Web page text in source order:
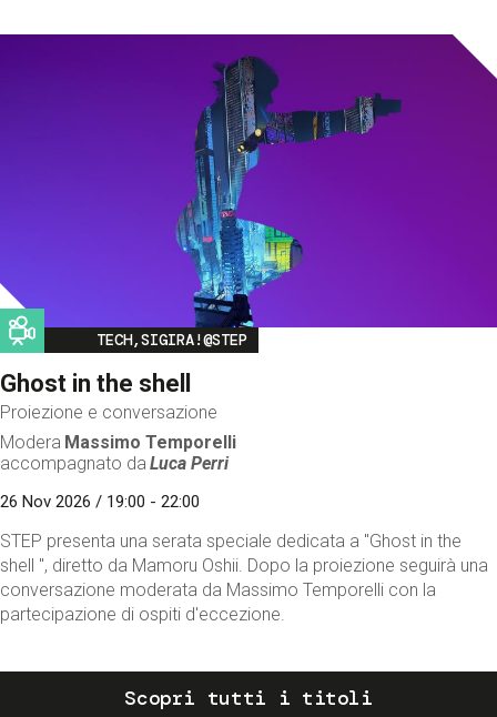
Image
TECH,SIGIRA!@STEP
Ghost in the shell
Proiezione e conversazione
Modera Massimo Temporelli
accompagnato da Luca Perri
26 Nov 2026 / 19:00 - 22:00
STEP presenta una serata speciale dedicata a "Ghost in the
shell ", diretto da Mamoru Oshii. Dopo la proiezione seguirà una
conversazione moderata da Massimo Temporelli con la
partecipazione di ospiti d'eccezione.
Scopri tutti i titoli